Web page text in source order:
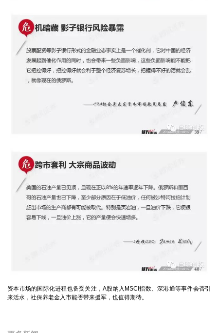
资本市场的国际化进程也备受关注，A股纳入MSCI指数、深港通等事件会否引
来活水，社保养老金入市能否带来援军，也值得期待。